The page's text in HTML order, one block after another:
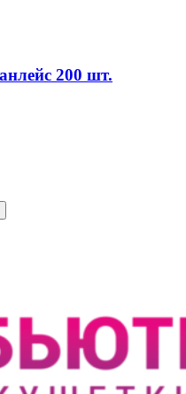
200 шт.